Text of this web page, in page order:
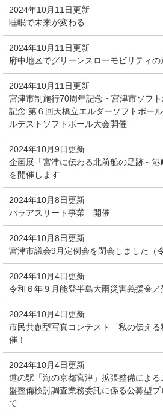
2024年10月11日更新
睡眠で未来が変わる
2024年10月11日更新
府中地区でグリーンスローモビリティの
2024年10月11日更新
宮津市制施行70周年記念・宮津市ソフ
記念 第６回天橋立エルダーソフトボー
ルデストソフトボール大会開催
2024年10月9日更新
企画展「宮津に伝わる北前船の足跡～港
を開催します
2024年10月8日更新
パラアスリート事業 開催
2024年10月8日更新
宮津市議会9月定例会を閉会しました（
2024年10月4日更新
令和６年９月能登半島大雨災害義援金／
2024年10月4日更新
市民共創型写真コンテスト「私の伝え
催！
2024年10月4日更新
道の駅「海の京都宮津」拡張整備によ
盤整備検討調査業務委託に係る公募型
て